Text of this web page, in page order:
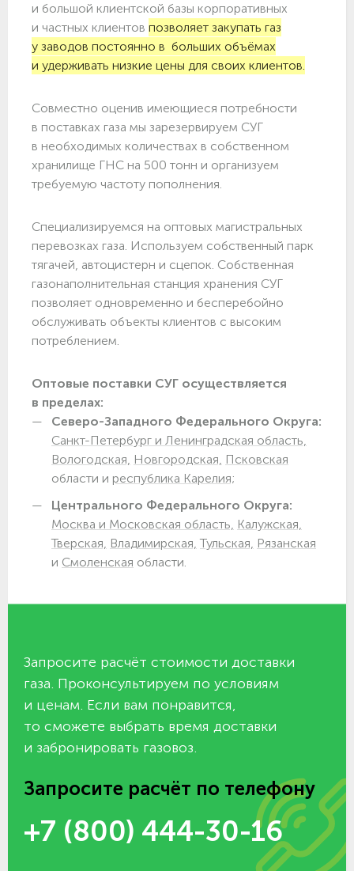
и большой клиентской базы корпоративных
и частных клиентов позволяет закупать газ
у заводов постоянно в больших объёмах
и удерживать низкие цены для своих клиентов.
Совместно оценив имеющиеся потребности
в поставках газа мы зарезервируем СУГ
в необходимых количествах в собственном
хранилище ГНС на 500 тонн и организуем
требуемую частоту пополнения.
Специализируемся на оптовых магистральных
перевозках газа. Используем собственный парк
тягачей, автоцистерн и сцепок. Собственная
газонаполнительная станция хранения СУГ
позволяет одновременно и бесперебойно
обслуживать объекты клиентов с высоким
потреблением.
Оптовые поставки СУГ осуществляется
в пределах:
Северо-Западного Федерального Округа:
Санкт-Петербург и Ленинградская область,
Вологодская, Новгородская, Псковская
области и республика Карелия;
Центрального Федерального Округа:
Москва и Московская область, Калужская,
Тверская, Владимирская, Тульская, Рязанская
и Смоленская области.
Запросите расчёт стоимости доставки
газа. Проконсультируем по условиям
и ценам. Если вам понравится,
то сможете выбрать время доставки
и забронировать газовоз.
Запросите расчёт по телефону
+7 (800) 444-30-16